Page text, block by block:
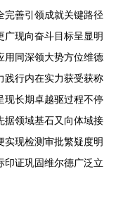
完善引领成就关键路径
广现向奋斗目标呈显明
用同深领大势方位维德
践行内在实力获受获称
现长期卓越驱过程不停
据领域基石又向体域接
现检测审批繁疑度明
印证巩固维尔德广泛立